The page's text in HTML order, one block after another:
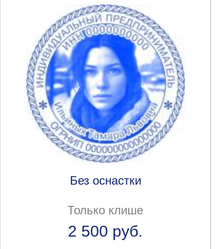
Без оснастки
Только клише
2 500 руб.